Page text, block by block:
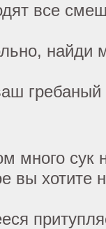
все
найди
гребаный
много сук
вы